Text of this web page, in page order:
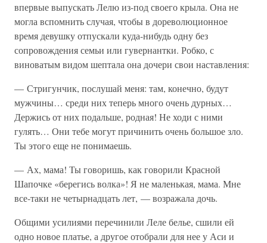
впервые выпускать Лелю из-под своего крыла. Она не
могла вспомнить случая, чтобы в дореволюционное
время девушку отпускали куда-нибудь одну без
сопровождения семьи или гувернантки. Робко, с
виноватым видом шептала она дочери свои наставления:
— Стригунчик, послушай меня: там, конечно, будут
мужчины… среди них теперь много очень дурных…
Держись от них подальше, родная! Не ходи с ними
гулять… Они тебе могут причинить очень большое зло.
Ты этого еще не понимаешь.
— Ах, мама! Ты говоришь, как говорили Красной
Шапочке «берегись волка»! Я не маленькая, мама. Мне
все-таки не четырнадцать лет, — возражала дочь.
Общими усилиями перечинили Леле белье, сшили ей
одно новое платье, а другое отобрали для нее у Аси и